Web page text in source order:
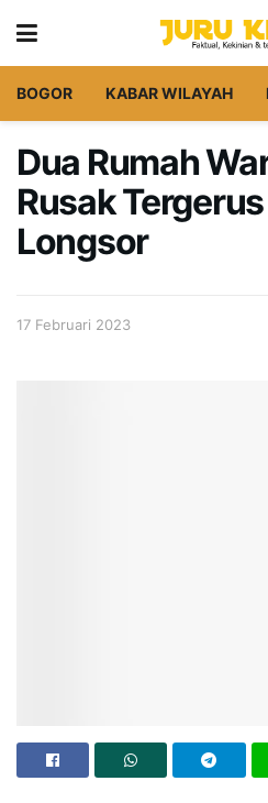
BOGOR KABAR WILAYAH
Dua Rumah
Rusak
Longsor
17 Februari 2023